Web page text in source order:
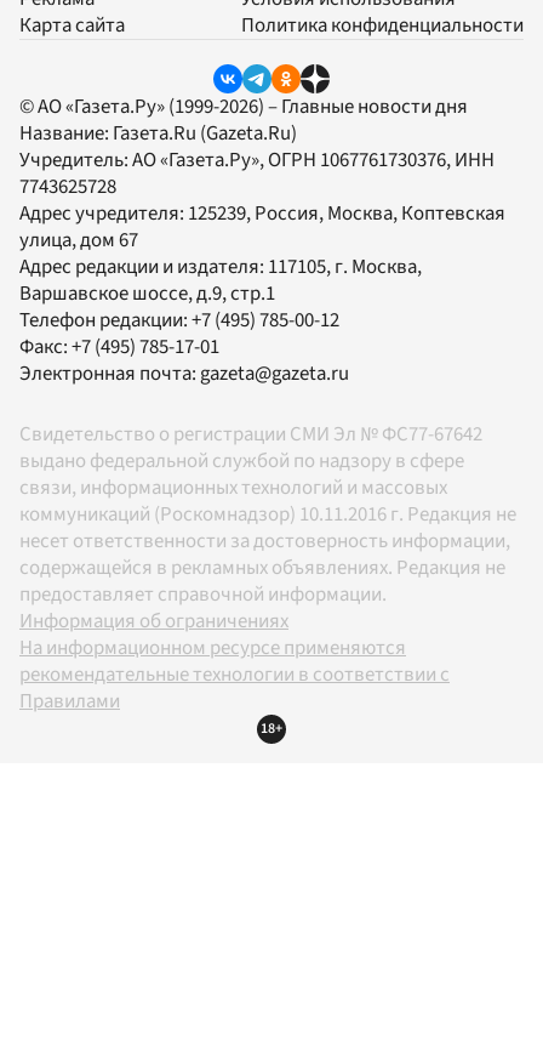
Карта сайта
Политика конфиденциальности
© АО «Газета.Ру» (1999-2026) – Главные новости дня
Название: Газета.Ru (Gazeta.Ru)
Учредитель:АО «Газета.Ру», ОГРН 1067761730376, ИНН
7743625728
Адрес учредителя: 125239, Россия, Москва, Коптевская
улица, дом 67
Адрес редакции и издателя: 117105, г. Москва,
Варшавское шоссе, д.9, стр.1
Телефон редакции:+7 (495) 785-00-12
Факс:+7 (495) 785-17-01
Электронная почта: gazeta@gazeta.ru
Свидетельство о регистрации СМИ Эл № ФС77-67642
выдано федеральной службой по надзору в сфере
связи, информационных технологий и массовых
коммуникаций (Роскомнадзор) 10.11.2016 г. Редакция не
несет ответственности за достоверность информации,
содержащейся в рекламных объявлениях. Редакция не
предоставляет справочной информации.
Информация об ограничениях
На информационном ресурсе применяются
рекомендательные технологии в соответствии с
Правилами
18+